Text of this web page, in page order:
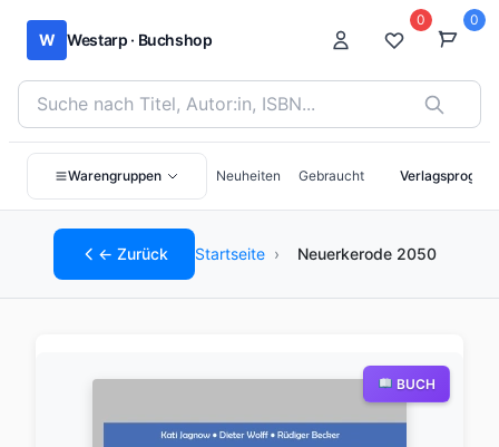
W Westarp · Buchshop
Bücher suchen nach Titel, Autor:in oder ISBN
0 0
Warengruppen Neuheiten Gebraucht
← Zurück Startseite › Neuerkerode 2050
BUCH